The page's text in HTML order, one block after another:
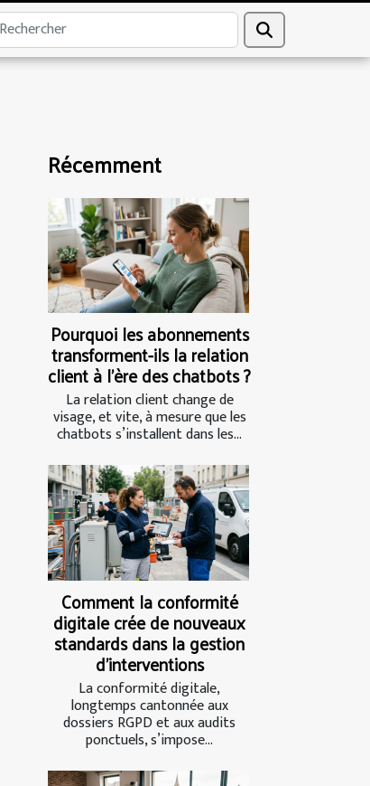
Récemment
Pourquoi les abonnements
transforment-ils la relation
client à l’ère des chatbots ?
La relation client change de
visage, et vite, à mesure que les
chatbots s’installent dans les...
Comment la conformité
digitale crée de nouveaux
standards dans la gestion
d’interventions
La conformité digitale,
longtemps cantonnée aux
dossiers RGPD et aux audits
ponctuels, s’impose...